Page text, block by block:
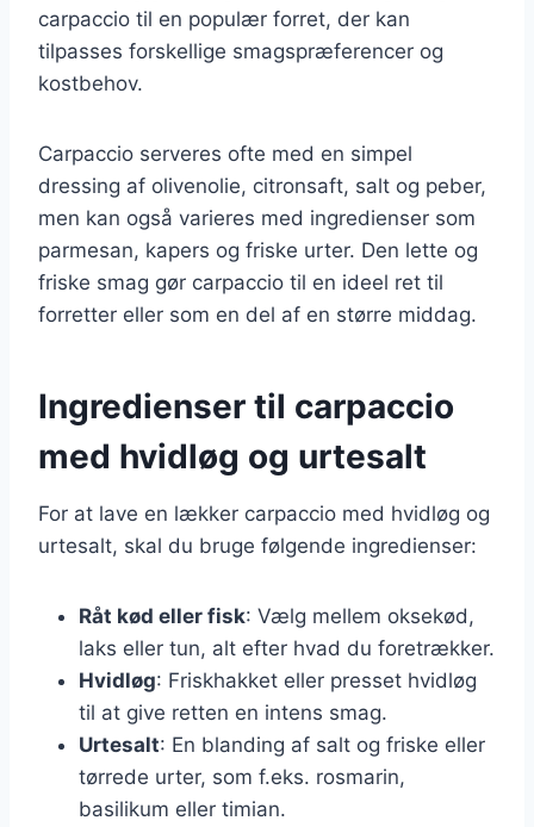
carpaccio til en populær forret, der kan
tilpasses forskellige smagspræferencer og
kostbehov.
Carpaccio serveres ofte med en simpel
dressing af olivenolie, citronsaft, salt og peber,
men kan også varieres med ingredienser som
parmesan, kapers og friske urter. Den lette og
friske smag gør carpaccio til en ideel ret til
forretter eller som en del af en større middag.
Ingredienser til carpaccio
med hvidløg og urtesalt
For at lave en lækker carpaccio med hvidløg og
urtesalt, skal du bruge følgende ingredienser:
Råt kød eller fisk: Vælg mellem oksekød,
laks eller tun, alt efter hvad du foretrækker.
Hvidløg: Friskhakket eller presset hvidløg
til at give retten en intens smag.
Urtesalt: En blanding af salt og friske eller
tørrede urter, som f.eks. rosmarin,
basilikum eller timian.